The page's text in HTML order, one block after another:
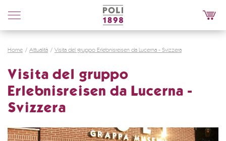
Poli
Distillerie
Home Attualità Visita del gruppo Erlebnisreisen da Lucerna - Svizzera
Visita del gruppo
Erlebnisreisen da Lucerna -
Svizzera